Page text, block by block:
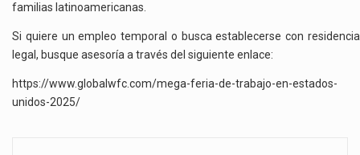
familias latinoamericanas.
Si quiere un empleo temporal o busca establecerse con residencia
legal, busque asesoría a través del siguiente enlace:
https://www.globalwfc.com/mega-feria-de-trabajo-en-estados-
unidos-2025/